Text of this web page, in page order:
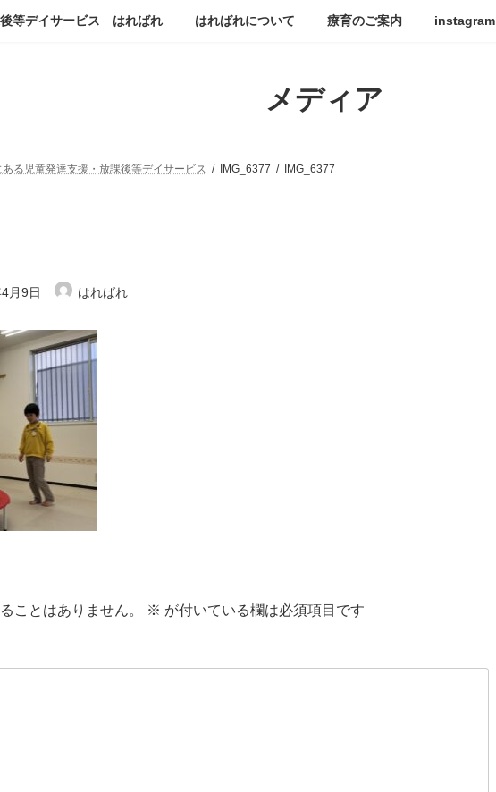
等デイサービス はればれ はればれについて 療育のご案内 instagram
メディア
る児童発達支援・放課後等デイサービス IMG_6377 IMG_6377
月9日 はればれ
ことはありません。 ※ が付いている欄は必須項目です